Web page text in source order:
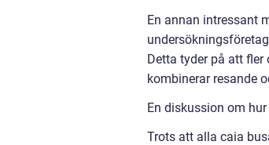
En annan intressant
Detta tyder på att
kombinerar resande
En diskussion om
Trots att alla caia